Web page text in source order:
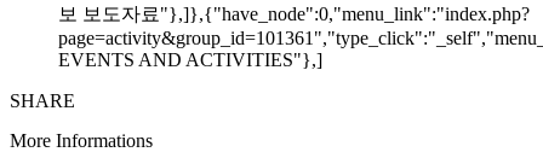
보 보도자료"},]},{"have_node":0,"menu_link":"index.php?
EVENTS AND ACTIVITIES"},]
SHARE
More Informations